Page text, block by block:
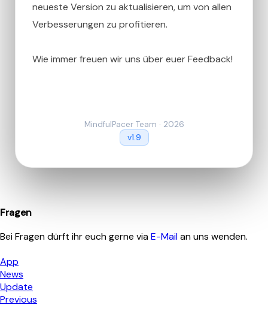
neueste Version zu aktualisieren, um von allen
Verbesserungen zu profitieren.
Wie immer freuen wir uns über euer Feedback!
MindfulPacer Team · 2026
v1.9
Fragen
Bei Fragen dürft ihr euch gerne viaE-Mailan uns wenden.
App
News
Update
Previous